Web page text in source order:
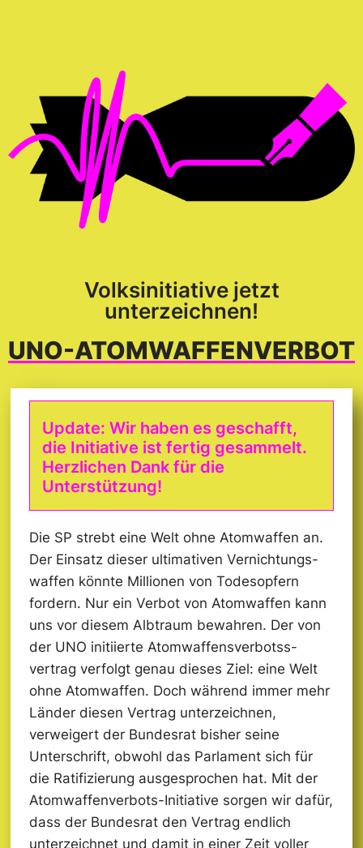
Volksinitiative jetzt
unterzeichnen!
UNO-ATOM­WAFFEN­VERBOT
Update: Wir haben es geschafft,
die Initiative ist fertig gesammelt.
Herzlichen Dank für die
Unterstützung!
Die SP strebt eine Welt ohne Atomwaffen an.
Der Einsatz dieser ultimativen Vernichtungs­
waffen könnte Millionen von Todesopfern
fordern. Nur ein Verbot von Atomwaffen kann
uns vor diesem Albtraum bewahren. Der von
der UNO initiierte Atomwaffens­verbotss­
vertrag verfolgt genau dieses Ziel: eine Welt
ohne Atomwaffen. Doch während immer mehr
Länder diesen Vertrag unterzeichnen,
verweigert der Bundesrat bisher seine
Unterschrift, obwohl das Parlament sich für
die Ratifizierung ausgesprochen hat. Mit der
Atomwaffenverbots-Initiative sorgen wir dafür,
dass der Bundesrat den Vertrag endlich
unterzeichnet und damit in einer Zeit voller